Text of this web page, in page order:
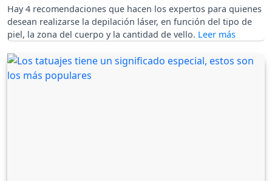
Hay 4 recomendaciones que hacen los expertos para quienes
desean realizarse la depilación láser, en función del tipo de
piel, la zona del cuerpo y la cantidad de vello.